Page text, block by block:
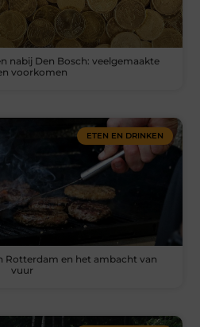
nabij Den Bosch: veelgemaakte
voorkomen
ETEN EN DRINKEN
Rotterdam en het ambacht van
vuur